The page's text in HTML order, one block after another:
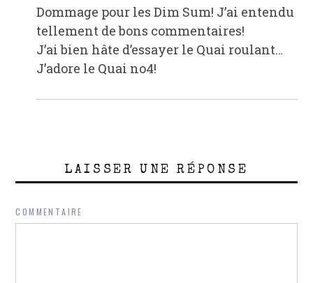
Dommage pour les Dim Sum! J’ai entendu
tellement de bons commentaires!
J’ai bien hâte d’essayer le Quai roulant…
J’adore le Quai no4!
LAISSER UNE RÉPONSE
COMMENTAIRE